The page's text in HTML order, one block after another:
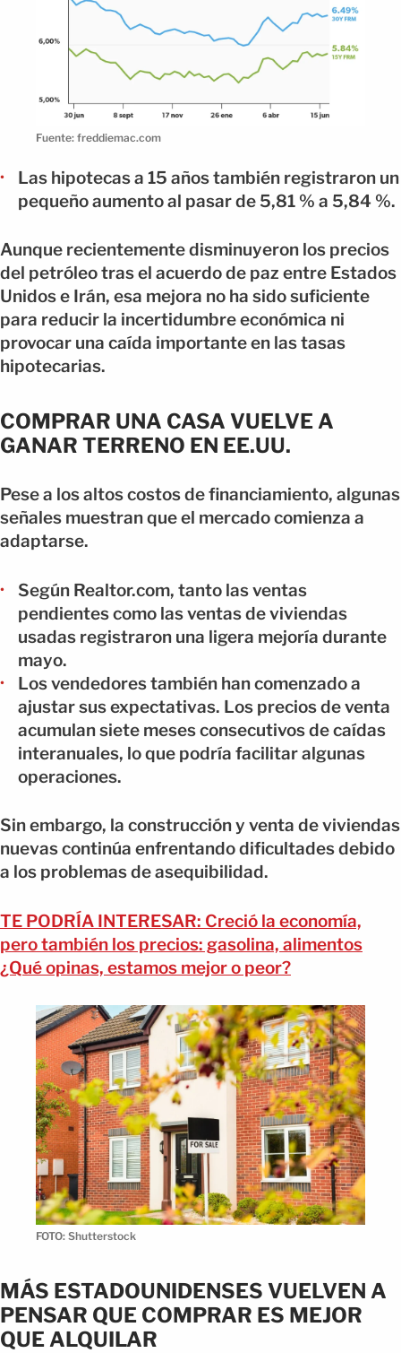
Fuente: freddiemac.com
Las hipotecas a 15 años también registraron un
pequeño aumento al pasar de 5,81 % a 5,84 %.
Aunque recientemente disminuyeron los precios
del petróleo tras el acuerdo de paz entre Estados
Unidos e Irán, esa mejora no ha sido suficiente
para reducir la incertidumbre económica ni
provocar una caída importante en las tasas
hipotecarias.
COMPRAR UNA CASA VUELVE A
GANAR TERRENO EN EE.UU.
Pese a los altos costos de financiamiento, algunas
señales muestran que el mercado comienza a
adaptarse.
Según Realtor.com, tanto las ventas
pendientes como las ventas de viviendas
usadas registraron una ligera mejoría durante
mayo.
Los vendedores también han comenzado a
ajustar sus expectativas. Los precios de venta
acumulan siete meses consecutivos de caídas
interanuales, lo que podría facilitar algunas
operaciones.
Sin embargo, la construcción y venta de viviendas
nuevas continúa enfrentando dificultades debido
a los problemas de asequibilidad.
TE PODRÍA INTERESAR: Creció la economía,
pero también los precios: gasolina, alimentos
¿Qué opinas, estamos mejor o peor?
FOTO: Shutterstock
MÁS ESTADOUNIDENSES VUELVEN A
PENSAR QUE COMPRAR ES MEJOR
QUE ALQUILAR